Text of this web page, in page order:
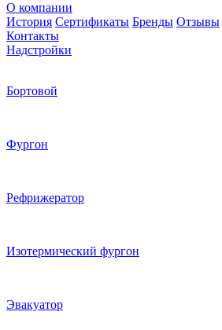
О компании
История Сертификаты Бренды Отзывы
Контакты
Надстройки
Бортовой
Фургон
Рефрижератор
Изотермический фургон
Эвакуатор